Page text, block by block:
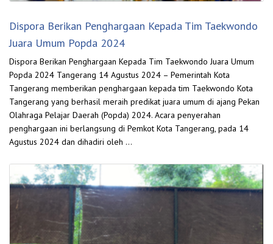
Dispora Berikan Penghargaan Kepada Tim Taekwondo
Juara Umum Popda 2024
Dispora Berikan Penghargaan Kepada Tim Taekwondo Juara Umum
Popda 2024 Tangerang 14 Agustus 2024 – Pemerintah Kota
Tangerang memberikan penghargaan kepada tim Taekwondo Kota
Tangerang yang berhasil meraih predikat juara umum di ajang Pekan
Olahraga Pelajar Daerah (Popda) 2024. Acara penyerahan
penghargaan ini berlangsung di Pemkot Kota Tangerang, pada 14
Agustus 2024 dan dihadiri oleh …